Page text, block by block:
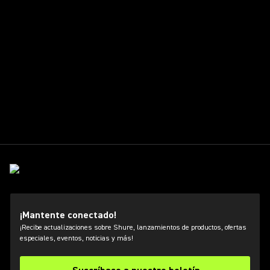
¡Mantente conectado!
¡Recibe actualizaciones sobre Shure, lanzamientos de productos, ofertas
especiales, eventos, noticias y más!